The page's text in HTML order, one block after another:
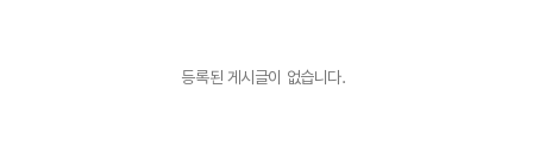
등록된 게시글이 없습니다.